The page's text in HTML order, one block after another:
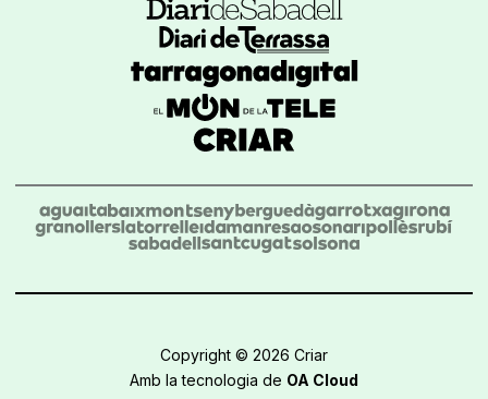
Copyright © 2026 Criar
Amb la tecnologia de OA Cloud